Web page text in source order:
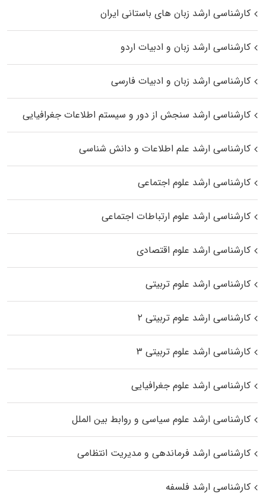
کارشناسی ارشد زبان‌ های باستانی ایران
کارشناسی ارشد زبان و ادبیات اردو
کارشناسی ارشد زبان و ادبیات فارسی
کارشناسی ارشد سنجش از دور و سیستم اطلاعات جغرافیایی
کارشناسی ارشد علم اطلاعات و دانش شناسی
کارشناسی ارشد علوم اجتماعی
کارشناسی ارشد علوم ارتباطات اجتماعی
کارشناسی ارشد علوم اقتصادی
کارشناسی ارشد علوم تربیتی
کارشناسی ارشد علوم تربیتی ۲
کارشناسی ارشد علوم تربیتی ۳
کارشناسی ارشد علوم جغرافیایی
کارشناسی ارشد علوم سیاسی و روابط بین الملل
کارشناسی ارشد فرماندهی و مدیریت انتظامی
کارشناسی ارشد فلسفه